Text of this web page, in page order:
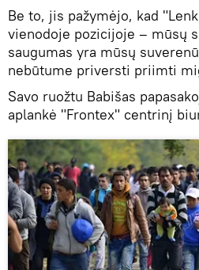
Be to, jis pažymėjo, kad
vienodoje pozicijoje – mūsų
saugumas yra mūsų
nebūtume priversti priimti
Savo ruožtu Babišas
aplankė "Frontex" centrinį